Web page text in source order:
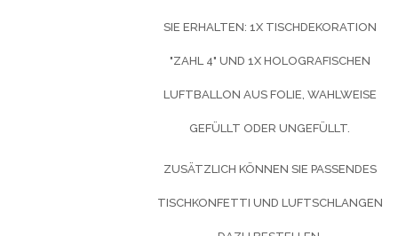
SIE ERHALTEN: 1X TISCHDEKORATION
"ZAHL 4" UND 1X HOLOGRAFISCHEN
LUFTBALLON AUS FOLIE, WAHLWEISE
GEFÜLLT ODER UNGEFÜLLT.
ZUSÄTZLICH KÖNNEN SIE PASSENDES
TISCHKONFETTI UND LUFTSCHLANGEN